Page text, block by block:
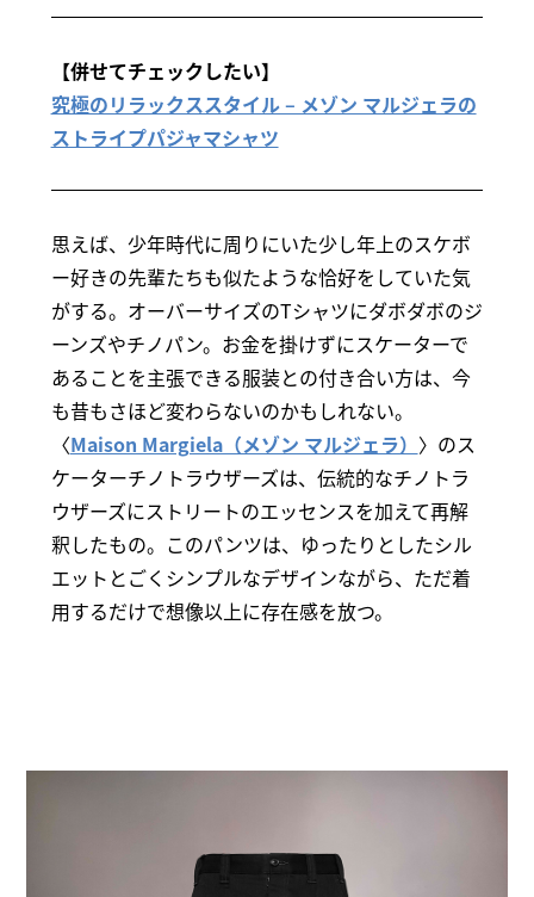
【併せてチェックしたい】
究極のリラックススタイル – メゾン マルジェラの
ストライプパジャマシャツ
思えば、少年時代に周りにいた少し年上のスケボ
ー好きの先輩たちも似たような恰好をしていた気
がする。オーバーサイズのTシャツにダボダボのジ
ーンズやチノパン。お金を掛けずにスケーターで
あることを主張できる服装との付き合い方は、今
も昔もさほど変わらないのかもしれない。
〈Maison Margiela（メゾン マルジェラ） 〉のス
ケーターチノトラウザーズは、伝統的なチノトラ
ウザーズにストリートのエッセンスを加えて再解
釈したもの。このパンツは、ゆったりとしたシル
エットとごくシンプルなデザインながら、ただ着
用するだけで想像以上に存在感を放つ。